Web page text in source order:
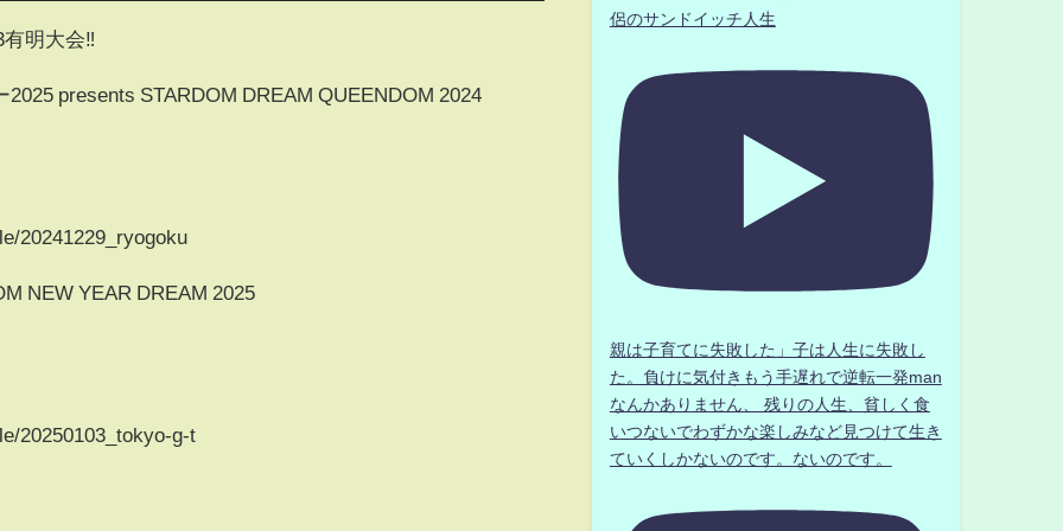
明大会‼️
presents STARDOM DREAM QUEENDOM 2024
20241229_ryogoku
NEW YEAR DREAM 2025
20250103_tokyo-g-t
侶のサンドイッチ人生
親は子育てに失敗した」子は人生に失敗し
た。負けに気付きもう手遅れで逆転一発man
なんかありません、 残りの人生、貧しく食
いつないでわずかな楽しみなど見つけて生き
ていくしかないのです。ないのです。